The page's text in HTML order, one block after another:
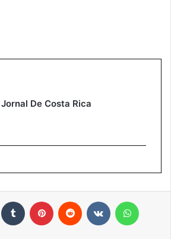
Jornal De Costa Rica
Linkedin Tumblr Pinterest Reddit
Imprimir